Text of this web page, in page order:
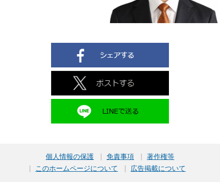
個人情報の保護 免責事項
著作権等
このホームページについて
広告掲載について